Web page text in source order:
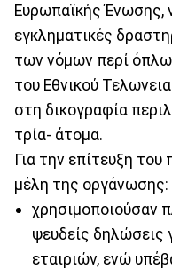
Ευρωπαϊκής Ένωσης,
εγκληματικές
των νόμων περί
του Εθνικού
στη δικογραφία
τρία- άτομα.
Για την επίτευξη
μέλη της οργάνωσης:
χρησιμοποιούσαν
ψευδείς δηλώσεις
εταιριών, ενώ